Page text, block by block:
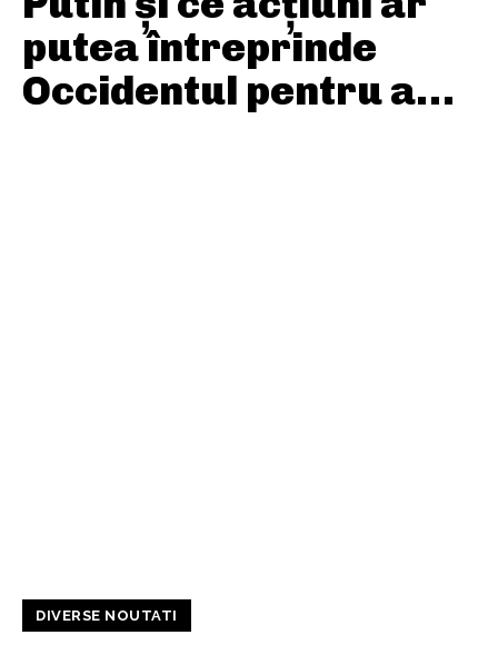
putea întreprinde
Occidentul pentru a…
DIVERSE NOUTATI